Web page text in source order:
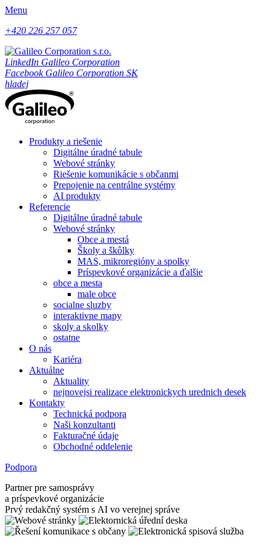
Menu
+420 226 257 057
LinkedIn Galileo Corporation
Facebook Galileo Corporation SK
hladej
Produkty a riešenie
Digitálne úradné tabule
Webové stránky
Riešenie komunikácie s občanmi
Prepojenie na centrálne systémy
AI produkty
Referencie
Digitálne úradné tabule
Webové stránky
Obce a mestá
Školy a škôlky
MAS, mikroregióny a spolky
Príspevkové organizácie a ďalšie
obce a mesta
male obce
socialne sluzby
interaktivne mapy
skoly a skolky
ostatne
O nás
Kariéra
Aktuálne
Aktuality
nejnovejsi realizace elektronickych urednich desek
Kontakty
Technická podpora
Naši konzultanti
Fakturačné údaje
Obchodné oddelenie
Podpora
Partner pre samosprávy
a príspevkové organizácie
Prvý redakčný systém s AI vo verejnej správe